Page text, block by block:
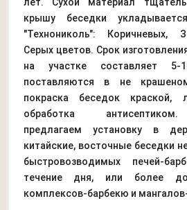
лет. Сухой материал
крышу беседки
"Технониколь": Коричневых,
Серых цветов. Срок
на участке составляет 5-
поставляются в не
покраска беседок краской,
обработка
предлагаем установку в
китайские, восточные беседки
быстровозводимых печей-
течение дня, или более
комплексов-барбекю и